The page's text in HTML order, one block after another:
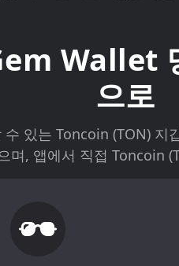
Wallet
으로
있는 Toncoin (TON)
며, 앱에서 직접 Toncoin